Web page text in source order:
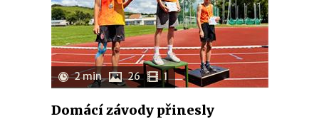
2 min 26 1
Domácí závody přinesly